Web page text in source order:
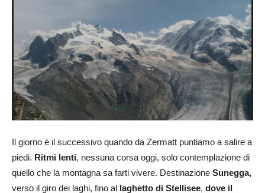
Il giorno è il successivo quando da Zermatt puntiamo a salire a
piedi. Ritmi lenti, nessuna corsa oggi, solo contemplazione di
quello che la montagna sa farti vivere. Destinazione Sunegga,
verso il giro dei laghi, fino al laghetto di Stellisee, dove il